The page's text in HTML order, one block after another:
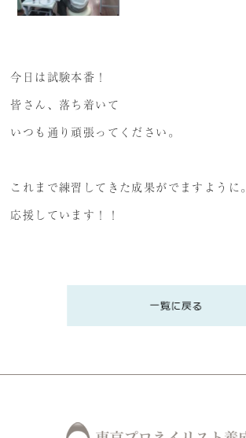
今日は試験本番！
皆さん、落ち着いて
いつも通り頑張ってください。
これまで練習してきた成果がでますように。
応援しています！！